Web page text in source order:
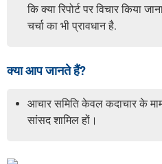
कि क्या रिपोर्ट पर विचार किया
चर्चा का भी प्रावधान है.
क्या आप जानते हैं?
आचार समिति केवल कदाचार के
सांसद शामिल हों।